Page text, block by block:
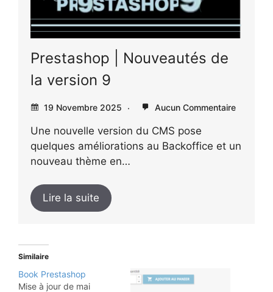
Prestashop | Nouveautés de
la version 9
19 Novembre 2025 Aucun Commentaire
Une nouvelle version du CMS pose
quelques améliorations au Backoffice et un
nouveau thème en…
Lire la suite
Similaire
Book Prestashop
Mise à jour de mai